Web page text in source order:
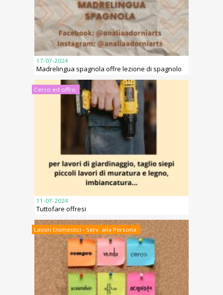
17-07-2024
Madrelingua spagnola offre lezione di spagnolo
Cerco ed offro
11-07-2024
Tuttofare offresi
Lavori Domestici - Serv. alla Persona